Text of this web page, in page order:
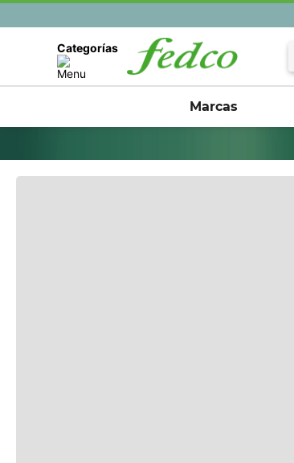
Categorías
Marcas